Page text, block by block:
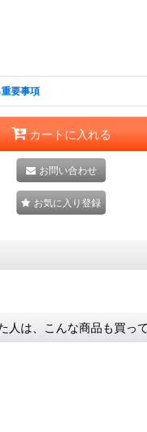
要事項
カートに入れる
お問い合わせ
お気に入り登録
人は、こんな商品も買っ